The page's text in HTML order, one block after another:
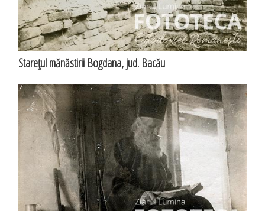
Stareţul mănăstirii Bogdana, jud. Bacău